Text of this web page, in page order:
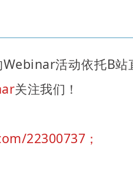
Webinar活动依托B
关注我们！
22300737；